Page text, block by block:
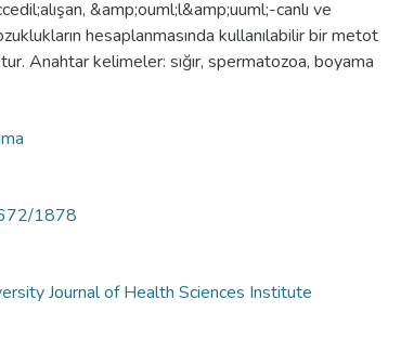
&amp;ouml;l&amp;uuml;-canlı ve
hesaplanmasında kullanılabilir bir metot
Anahtar kelimeler: sığır, spermatozoa, boyama
1878
Journal of Health Sciences Institute